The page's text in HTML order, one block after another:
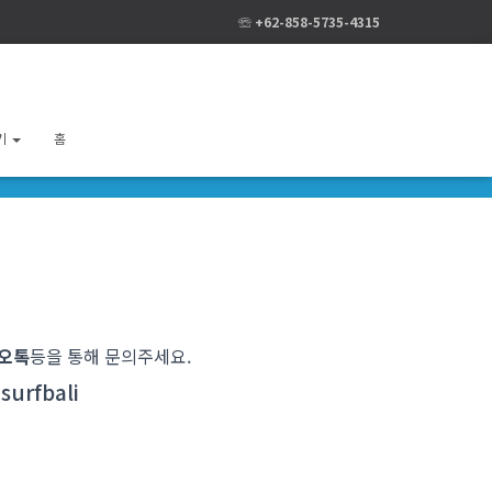
☏ +62-858-5735-4315
홈
톡등을 통해 문의주세요.